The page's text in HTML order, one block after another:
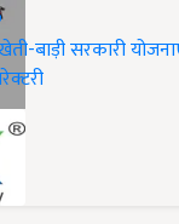
बाड़ीसरकारी